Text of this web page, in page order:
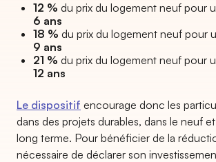
12 % du prix du logement neuf pour
6 ans
18 % du prix du logement neuf pour
9 ans
21 % du prix du logement neuf pour
12 ans
Le dispositif encourage donc les
dans des projets durables, dans le neuf
long terme. Pour bénéficier de la
nécessaire de déclarer son